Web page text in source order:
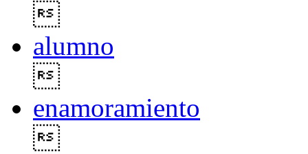
alumno
enamoramiento